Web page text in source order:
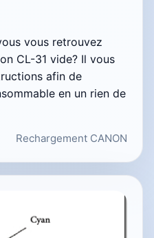
vous retrouvez
CL-31 vide? Il vous
afin de
en un rien de
Rechargement CANON